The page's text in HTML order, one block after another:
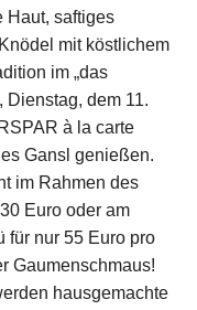
Haut, saftiges
mit köstlichem
im „das
Dienstag, dem 11.
à la carte
Gansl genießen.
im Rahmen des
Euro oder am
für nur 55 Euro pro
Gaumenschmaus!
hausgemachte